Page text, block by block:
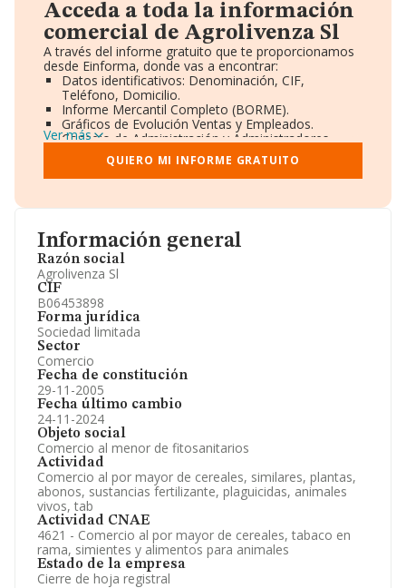
Información general
Razón social
Agrolivenza Sl
CIF
B06453898
Forma jurídica
Sociedad limitada
Sector
Comercio
Fecha de constitución
29-11-2005
Fecha último cambio
24-11-2024
Objeto social
Comercio al menor de fitosanitarios
Actividad
Comercio al por mayor de cereales, similares, plantas,
abonos, sustancias fertilizante, plaguicidas, animales
vivos, tab
Actividad CNAE
4621 - Comercio al por mayor de cereales, tabaco en
rama, simientes y alimentos para animales
Estado de la empresa
Cierre de hoja registral
Acceda a toda la información
comercial de Agrolivenza Sl
A través del informe gratuito que te proporcionamos
desde Einforma, donde vas a encontrar:
Datos identificativos: Denominación, CIF,
Teléfono, Domicilio.
Informe Mercantil Completo (BORME).
Gráficos de Evolución Ventas y Empleados.
Consejo de Administración y Administradores.
Directivos y Ejecutivos.
Accionistas.
Participaciones y Vinculaciones en otras empresas.
Información oficial y registral complementaria.
Ver más
QUIERO MI INFORME GRATUITO